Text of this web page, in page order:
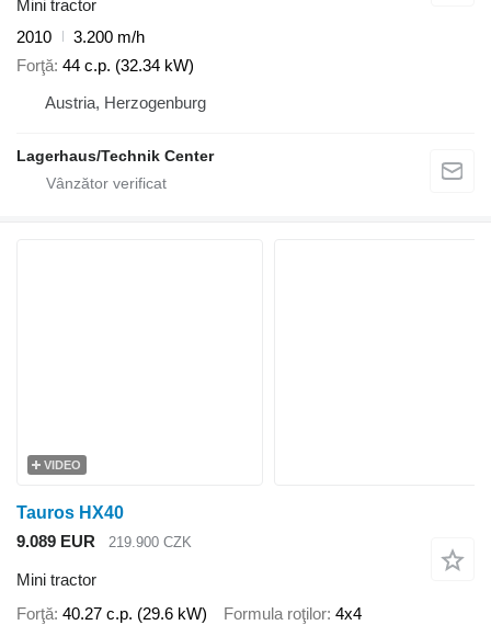
Mini tractor
2010
3.200 m/h
Forţă 44 c.p. (32.34 kW)
Austria, Herzogenburg
Lagerhaus/Technik Center
VIDEO
Tauros HX40
9.089 EUR
219.900 CZK
Mini tractor
Forţă 40.27 c.p. (29.6 kW) Formula roţilor 4x4